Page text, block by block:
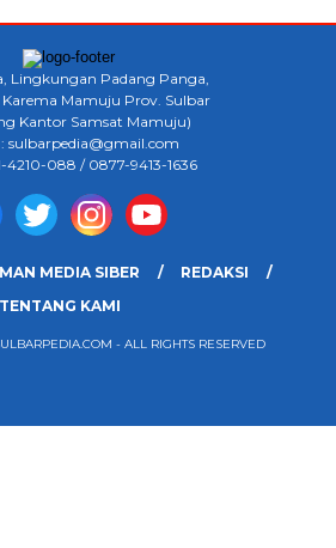
Lingkungan Padang Panga,
Mamuju Prov. Sulbar
Kantor Samsat Mamuju)
sulbarpedia@gmail.com
4210-088 / 0877-9413-1636
MEDIA SIBER
REDAKSI
TENTANG KAMI
- ALL RIGHTS RESERVED